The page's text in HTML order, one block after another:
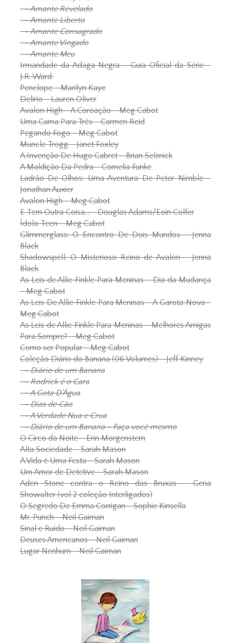
- Amante Revelado
- Amante Liberto
- Amante Consagrado
- Amante Vingado
- Amante Meu
Irmandade da Adaga Negra - Guia Oficial da Série -
J.R. Ward
Penelope - Marilyn Kaye
Delírio - Lauren Oliver
Avalon High - A Coroação - Meg Cabot
Uma Cama Para Três - Carmen Reid
Pegando Fogo - Meg Cabot
Muncle Trogg - Janet Foxley
A Invenção De Hugo Cabret - Brian Selznick
A Maldição Da Pedra - Cornelia Funke
Ladrão De Olhos: Uma Aventura De Peter Nimble -
Jonathan Auxier
Avalon High - Meg Cabot
E Tem Outra Coisa... - Douglas Adams/Eoin Colfer
Ídolo Teen - Meg Cabot
Glimmerglass: O Encontro De Dois Mundos - Jenna
Black
Shadowspell: O Misterioso Reino de Avalon - Jenna
Black
As Leis de Allie Finkle Para Meninas - Dia da Mudança
- Meg Cabot
As Leis De Allie Finkle Para Meninas - A Garota Nova -
Meg Cabot
As Leis de Allie Finkle Para Meninas - Melhores Amigas
Para Sempre? - Meg Cabot
Como ser Popular - Meg Cabot
Coleção Diário do Banana (06 Volumes) - Jeff Kinney
- Diário de um Banana
- Rodrick é o Cara
- A Gota D'Água
- Dias de Cão
- A Verdade Nua e Crua
- Diário de um Banana - Faça você mesmo
O Circo da Noite - Erin Morgenstern
Alta Sociedade - Sarah Mason
A Vida é Uma Festa - Sarah Mason
Um Amor de Detetive - Sarah Mason
Aden Stone contra o Reino das Bruxas - Gena
Showalter (vol 2 coleção Interligados)
O Segredo De Emma Corrigan - Sophie Kinsella
Mr. Punch - Neil Gaiman
Sinal e Ruído - Neil Gaiman
Deuses Americanos - Neil Gaiman
Lugar Nenhum - Neil Gaiman